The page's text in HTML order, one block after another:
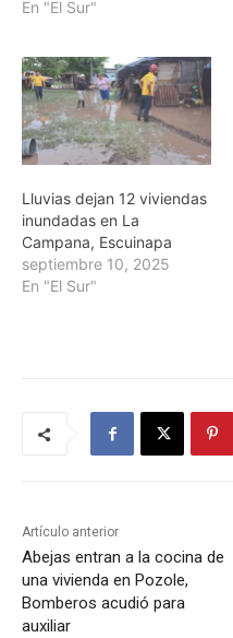
En "El Sur"
Lluvias dejan 12 viviendas
inundadas en La
Campana, Escuinapa
septiembre 10, 2025
En "El Sur"
Artículo anterior
Abejas entran a la cocina de
una vivienda en Pozole,
Bomberos acudió para
auxiliar